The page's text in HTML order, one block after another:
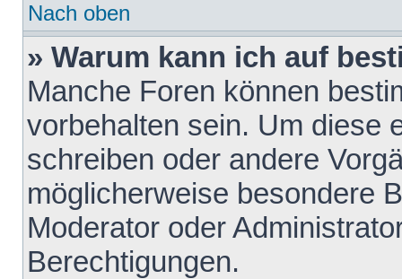
Nach oben
» Warum kann ich auf
Manche Foren können
vorbehalten sein. Um diese
schreiben oder andere
möglicherweise besondere
Moderator oder
Berechtigungen.